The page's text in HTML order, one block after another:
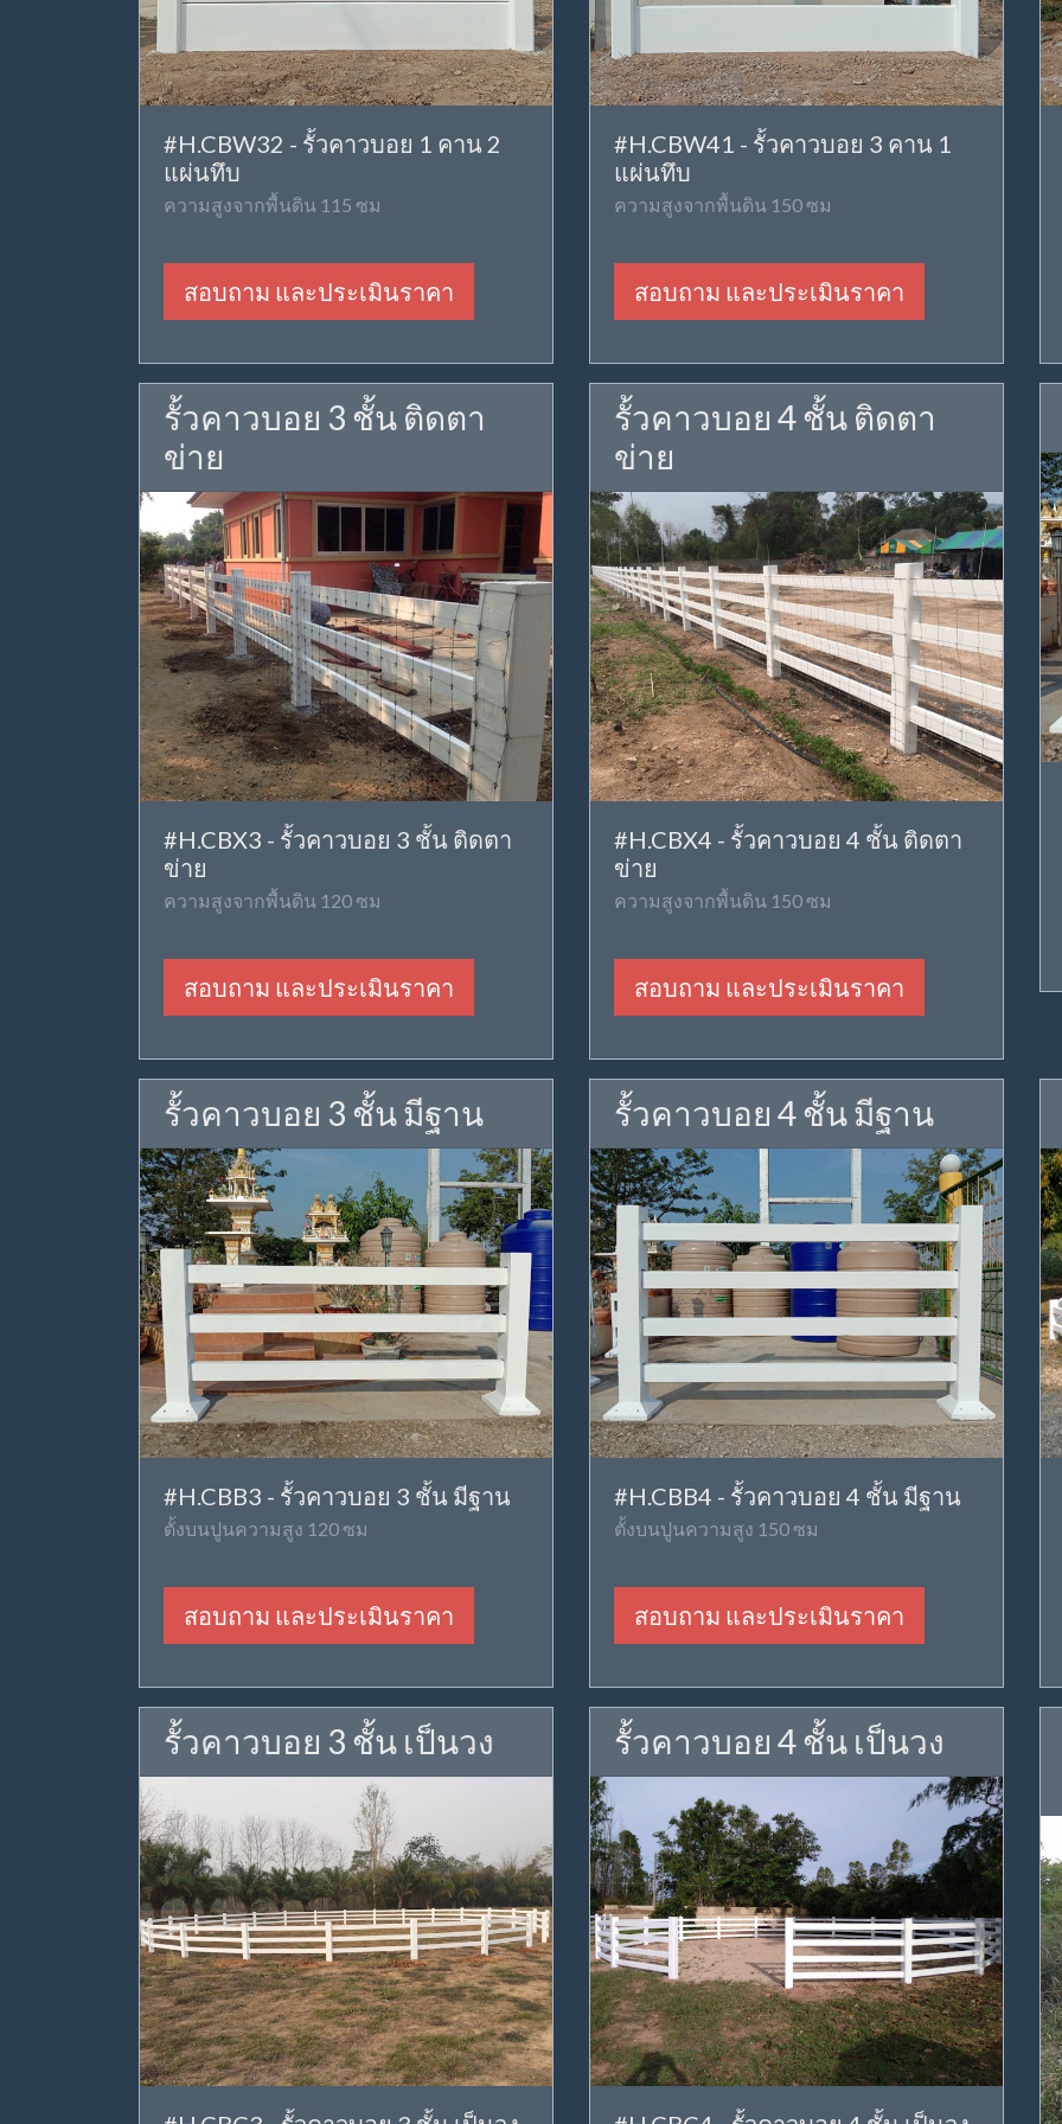
#H.CBW32 - รั้วคาวบอย 1 คาน 2
แผ่นทึบ
ความสูงจากพื้นดิน 115 ซม
สอบถาม และประเมินราคา
#H.CBW41 - รั้วคาวบอย 3 คาน 1
แผ่นทึบ
ความสูงจากพื้นดิน 150 ซม
สอบถาม และประเมินราคา
รั้วคาวบอย 3 ชั้น ติดตา
ข่าย
#H.CBX3 - รั้วคาวบอย 3 ชั้น ติดตา
ข่าย
ความสูงจากพื้นดิน 120 ซม
สอบถาม และประเมินราคา
รั้วคาวบอย 4 ชั้น ติดตา
ข่าย
#H.CBX4 - รั้วคาวบอย 4 ชั้น ติดตา
ข่าย
ความสูงจากพื้นดิน 150 ซม
สอบถาม และประเมินราคา
รั้วคาวบอย 3 ชั้น มีฐาน
#H.CBB3 - รั้วคาวบอย 3 ชั้น มีฐาน
ตั้งบนปูนความสูง 120 ซม
สอบถาม และประเมินราคา
รั้วคาวบอย 4 ชั้น มีฐาน
#H.CBB4 - รั้วคาวบอย 4 ชั้น มีฐาน
ตั้งบนปูนความสูง 150 ซม
สอบถาม และประเมินราคา
รั้วคาวบอย 3 ชั้น เป็นวง รั้วคาวบอย 4 ชั้น เป็นวง